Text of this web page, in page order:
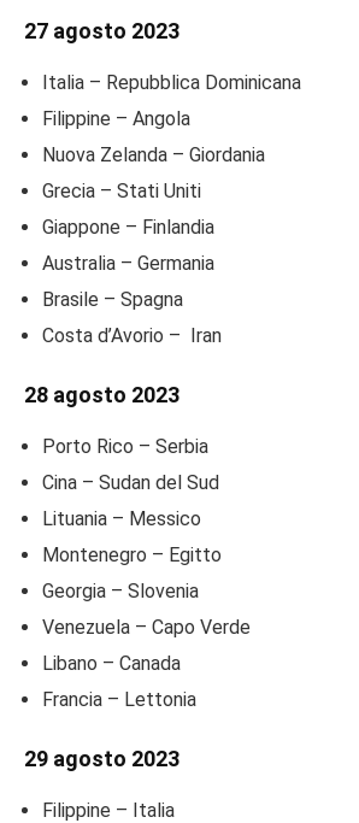
27 agosto 2023
Italia – Repubblica Dominicana
Filippine – Angola
Nuova Zelanda – Giordania
Grecia – Stati Uniti
Giappone – Finlandia
Australia – Germania
Brasile – Spagna
Costa d’Avorio – Iran
28 agosto 2023
Porto Rico – Serbia
Cina – Sudan del Sud
Lituania – Messico
Montenegro – Egitto
Georgia – Slovenia
Venezuela – Capo Verde
Libano – Canada
Francia – Lettonia
29 agosto 2023
Filippine – Italia